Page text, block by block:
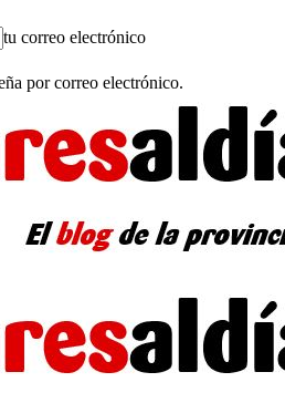
tu correo electrónico
por correo electrónico.